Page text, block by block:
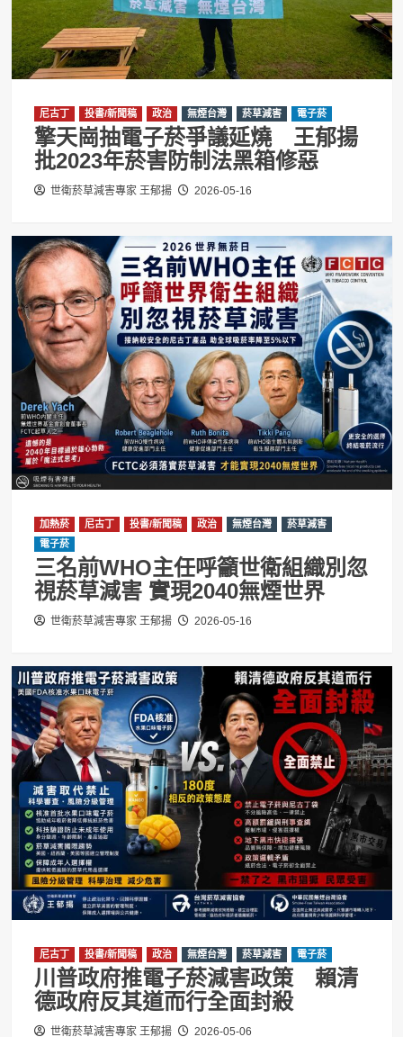
尼古丁 投書/新聞稿 政治 無煙台灣 菸草減害 電子菸
擎天崗抽電子菸爭議延燒 王郁揚
批2023年菸害防制法黑箱修惡
世衛菸草減害專家 王郁揚 2026-05-16
加熱菸 尼古丁 投書/新聞稿 政治 無煙台灣
菸草減害
電子菸
三名前WHO主任呼籲世衛組織別忽
視菸草減害 實現2040無煙世界
世衛菸草減害專家 王郁揚 2026-05-16
尼古丁 投書/新聞稿 政治 無煙台灣 菸草減害 電子菸
川普政府推電子菸減害政策 賴清
德政府反其道而行全面封殺
世衛菸草減害專家 王郁揚 2026-05-06